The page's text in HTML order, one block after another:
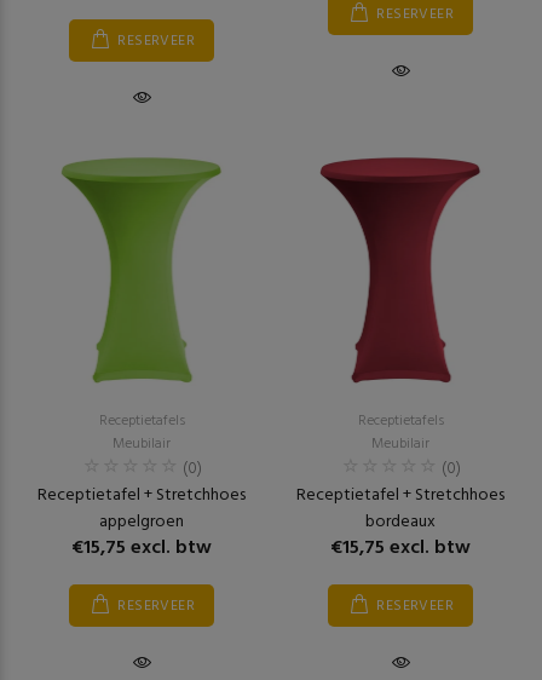
RESERVEER
RESERVEER
Receptietafels
Meubilair
(0)
Receptietafel + Stretchhoes
appelgroen
€15,75 excl. btw
RESERVEER
Receptietafels
Meubilair
(0)
Receptietafel + Stretchhoes
bordeaux
€15,75 excl. btw
RESERVEER